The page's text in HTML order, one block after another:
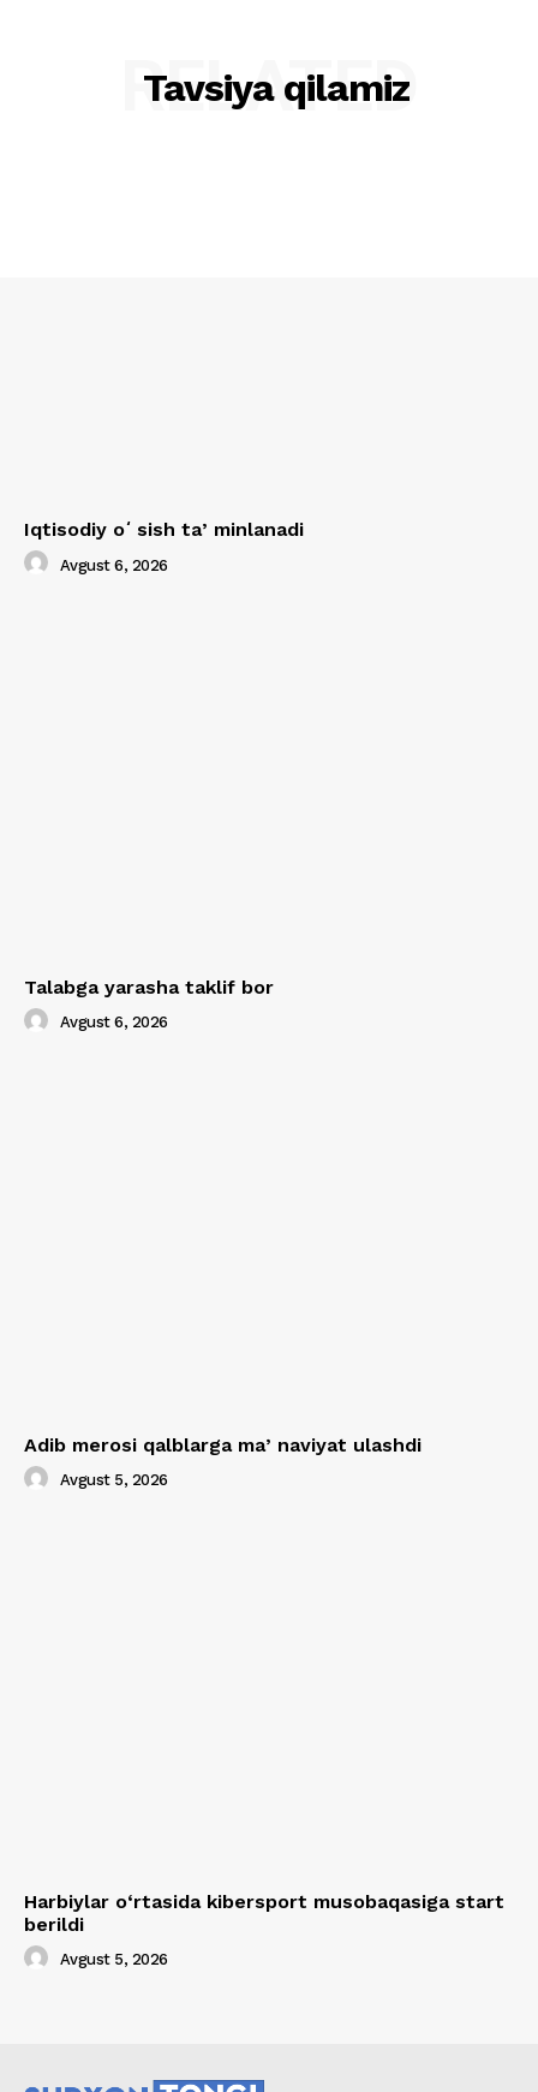
Tavsiya qilamiz
RELATED
Iqtisodiy oʻsish taʼminlanadi
Avgust 6, 2026
Talabga yarasha taklif bor
Avgust 6, 2026
Adib merosi qalblarga maʼnaviyat ulashdi
Avgust 5, 2026
Harbiylar o‘rtasida kibersport musobaqasiga start
berildi
Avgust 5, 2026